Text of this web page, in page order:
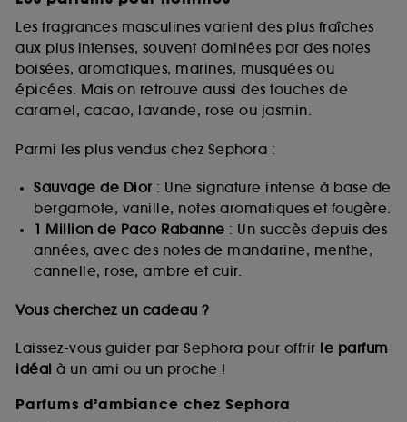
Les fragrances masculines varient des plus fraîches
aux plus intenses, souvent dominées par des notes
boisées, aromatiques, marines, musquées ou
épicées. Mais on retrouve aussi des touches de
caramel, cacao, lavande, rose ou jasmin.
Parmi les plus vendus chez Sephora :
Sauvage de Dior: Une signature intense à base de
bergamote, vanille, notes aromatiques et fougère.
1 Million de Paco Rabanne : Un succès depuis des
années, avec des notes de mandarine, menthe,
cannelle, rose, ambre et cuir.
Vous cherchez un cadeau ?
Laissez-vous guider par Sephora pour offrir le parfum
idéal à un ami ou un proche !
Parfums d’ambiance chez Sephora